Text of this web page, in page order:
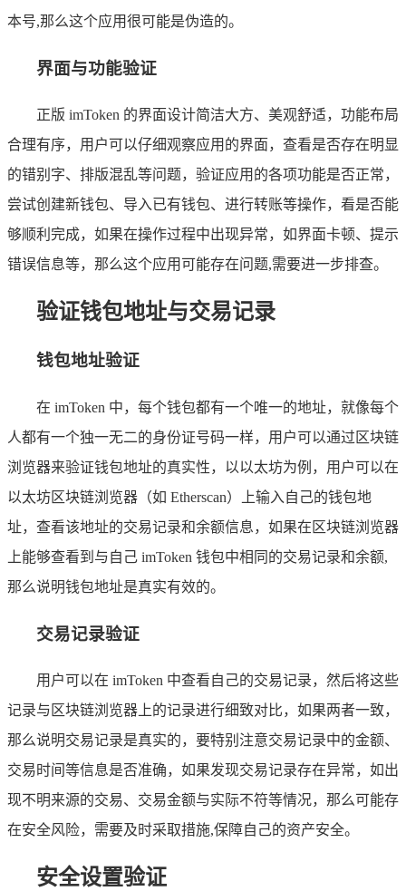
本号,那么这个应用很可能是伪造的。
界面与功能验证
正版 imToken 的界面设计简洁大方、美观舒适，功能布局
合理有序，用户可以仔细观察应用的界面，查看是否存在明显
的错别字、排版混乱等问题，验证应用的各项功能是否正常，
尝试创建新钱包、导入已有钱包、进行转账等操作，看是否能
够顺利完成，如果在操作过程中出现异常，如界面卡顿、提示
错误信息等，那么这个应用可能存在问题,需要进一步排查。
验证钱包地址与交易记录
钱包地址验证
在 imToken 中，每个钱包都有一个唯一的地址，就像每个
人都有一个独一无二的身份证号码一样，用户可以通过区块链
浏览器来验证钱包地址的真实性，以以太坊为例，用户可以在
以太坊区块链浏览器（如 Etherscan）上输入自己的钱包地
址，查看该地址的交易记录和余额信息，如果在区块链浏览器
上能够查看到与自己 imToken 钱包中相同的交易记录和余额,
那么说明钱包地址是真实有效的。
交易记录验证
用户可以在 imToken 中查看自己的交易记录，然后将这些
记录与区块链浏览器上的记录进行细致对比，如果两者一致，
那么说明交易记录是真实的，要特别注意交易记录中的金额、
交易时间等信息是否准确，如果发现交易记录存在异常，如出
现不明来源的交易、交易金额与实际不符等情况，那么可能存
在安全风险，需要及时采取措施,保障自己的资产安全。
安全设置验证